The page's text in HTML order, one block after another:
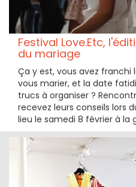
Festival Love.Etc,
du mariage
Ça y est, vous avez franchi
vous marier, et la date
trucs à organiser ?
recevez leurs conseils lors
lieu le samedi 8 février à la